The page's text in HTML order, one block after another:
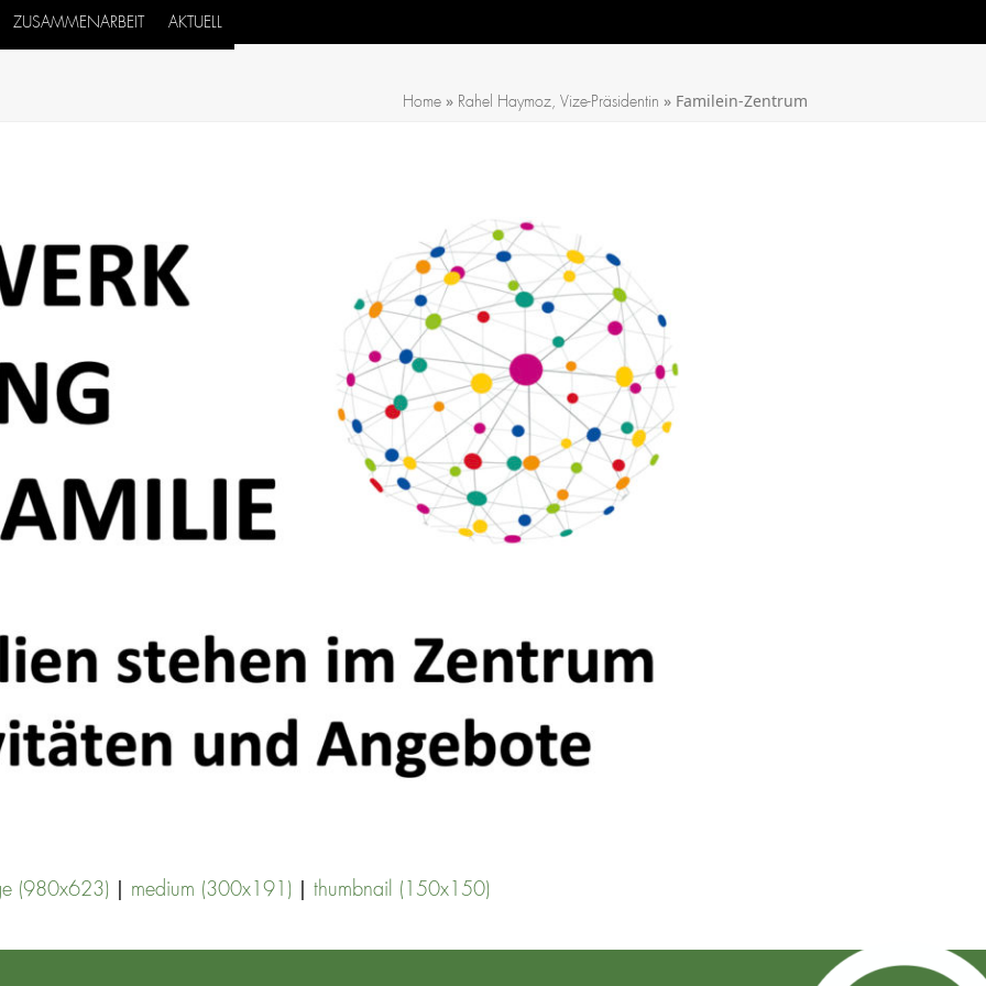
ZUSAMMENARBEIT AKTUELL
Home » Rahel Haymoz, Vize-Präsidentin » Familein-Zentrum
(980x623) | medium (300x191) | thumbnail (150x150)